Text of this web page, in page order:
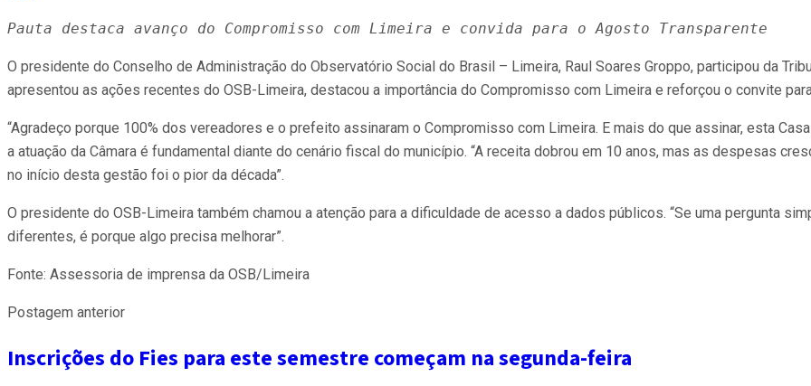
Pauta destaca avanço do Compromisso com Limeira e convida para o Agosto Transparente
O presidente do Conselho de Administração do Observatório Social do Brasil – Limeira, Raul Soares Groppo, participou da
apresentou as ações recentes do OSB-Limeira, destacou a importância do Compromisso com Limeira e reforçou o convite
“Agradeço porque 100% dos vereadores e o prefeito assinaram o Compromisso com Limeira. E mais do que assinar, esta
a atuação da Câmara é fundamental diante do cenário fiscal do município. “A receita dobrou em 10 anos, mas as despesas
no início desta gestão foi o pior da década”.
O presidente do OSB-Limeira também chamou a atenção para a dificuldade de acesso a dados públicos. “Se uma pergunta
diferentes, é porque algo precisa melhorar”.
Fonte: Assessoria de imprensa da OSB/Limeira
Postagem anterior
Inscrições do Fies para este semestre começam na segunda-feira